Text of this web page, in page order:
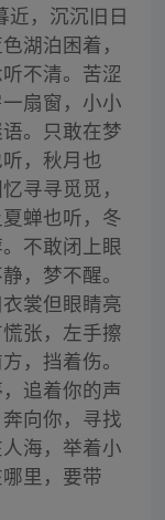
近，沉沉旧日
湖泊困着，
不清。苦涩
扇窗，小小
。只敢在梦
，秋月也
寻寻觅觅，
蝉也听，冬
不敢闭上眼
，梦不醒。
裳但眼睛亮
张，左手擦
，挡着伤。
追着你的声
向你，寻找
海，举着小
里，要带